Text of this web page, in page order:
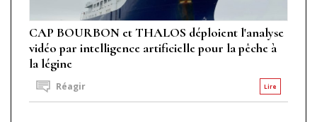
CAP BOURBON et THALOS déploient l'analyse
vidéo par intelligence artificielle pour la pêche à
la légine
Lire
Réagir